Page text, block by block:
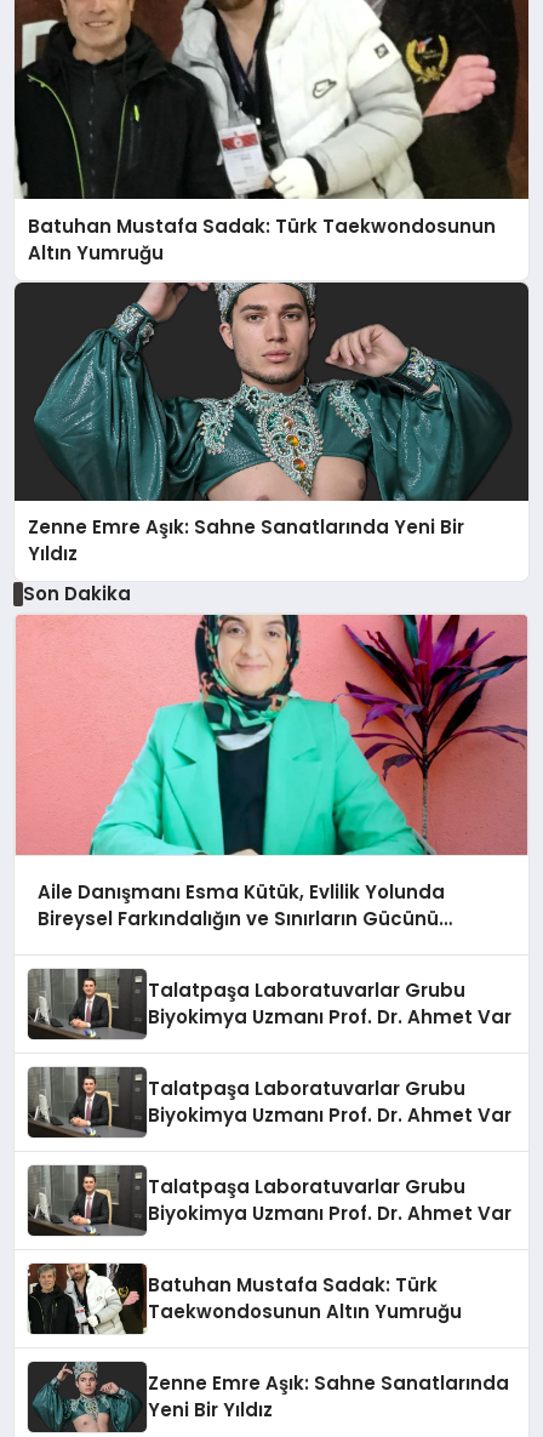
Batuhan Mustafa Sadak: Türk Taekwondosunun
Altın Yumruğu
Zenne Emre Aşık: Sahne Sanatlarında Yeni Bir
Yıldız
Son Dakika
Aile Danışmanı Esma Kütük, Evlilik Yolunda
Bireysel Farkındalığın ve Sınırların Gücünü
Talatpaşa Laboratuvarlar Grubu
Biyokimya Uzmanı Prof. Dr. Ahmet Var
Talatpaşa Laboratuvarlar Grubu
Biyokimya Uzmanı Prof. Dr. Ahmet Var
Talatpaşa Laboratuvarlar Grubu
Biyokimya Uzmanı Prof. Dr. Ahmet Var
Batuhan Mustafa Sadak: Türk
Taekwondosunun Altın Yumruğu
Zenne Emre Aşık: Sahne Sanatlarında
Yeni Bir Yıldız